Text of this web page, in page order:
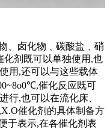
、卤化物﹑碳酸盐﹑硝
化剂既可以单独使用,也
用,还可以与这些载体
催化反应既可
行,也可以在流化床、
催化剂的具体制备方
于表示,在各催化剂表